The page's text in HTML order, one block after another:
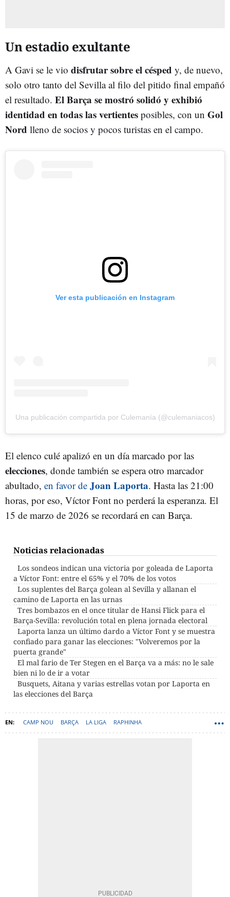
Un estadio exultante
A Gavi se le vio disfrutar sobre el césped y, de nuevo,
solo otro tanto del Sevilla al filo del pitido final empañó
el resultado. El Barça se mostró solidó y exhibió
identidad en todas las vertientes posibles, con un Gol
Nord lleno de socios y pocos turistas en el campo.
Ver esta publicación en Instagram
Una publicación compartida por Culemanía (@culemaniacos)
El elenco culé apalizó en un día marcado por las
elecciones, donde también se espera otro marcador
abultado, en favor de Joan Laporta. Hasta las 21:00
horas, por eso, Víctor Font no perderá la esperanza. El
15 de marzo de 2026 se recordará en can Barça.
Noticias relacionadas
Los sondeos indican una victoria por goleada de Laporta
a Víctor Font: entre el 65% y el 70% de los votos
Los suplentes del Barça golean al Sevilla y allanan el
camino de Laporta en las urnas
Tres bombazos en el once titular de Hansi Flick para el
Barça-Sevilla: revolución total en plena jornada electoral
Laporta lanza un último dardo a Víctor Font y se muestra
confiado para ganar las elecciones: "Volveremos por la
puerta grande"
El mal fario de Ter Stegen en el Barça va a más: no le sale
bien ni lo de ir a votar
Busquets, Aitana y varias estrellas votan por Laporta en
las elecciones del Barça
CAMP NOU BARÇA LA LIGA RAPHINHA